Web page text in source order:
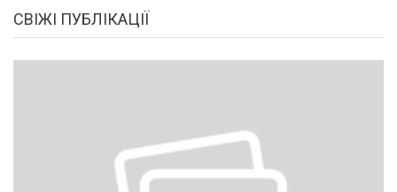
СВІЖІ ПУБЛІКАЦІЇ